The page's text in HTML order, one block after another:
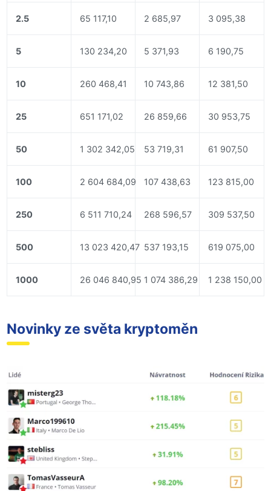
2.5 65 117,10 2 685,97 3 095,38
5 130 234,20 5 371,93 6 190,75
10 260 468,41 10 743,86 12 381,50
25 651 171,02 26 859,66 30 953,75
50 1 302 342,05 53 719,31 61 907,50
100 2 604 684,09 107 438,63 123 815,00
250 6 511 710,24 268 596,57 309 537,50
500 13 023 420,47 537 193,15 619 075,00
1000 26 046 840,95 1 074 386,29 1 238 150,00
Novinky ze světa kryptoměn